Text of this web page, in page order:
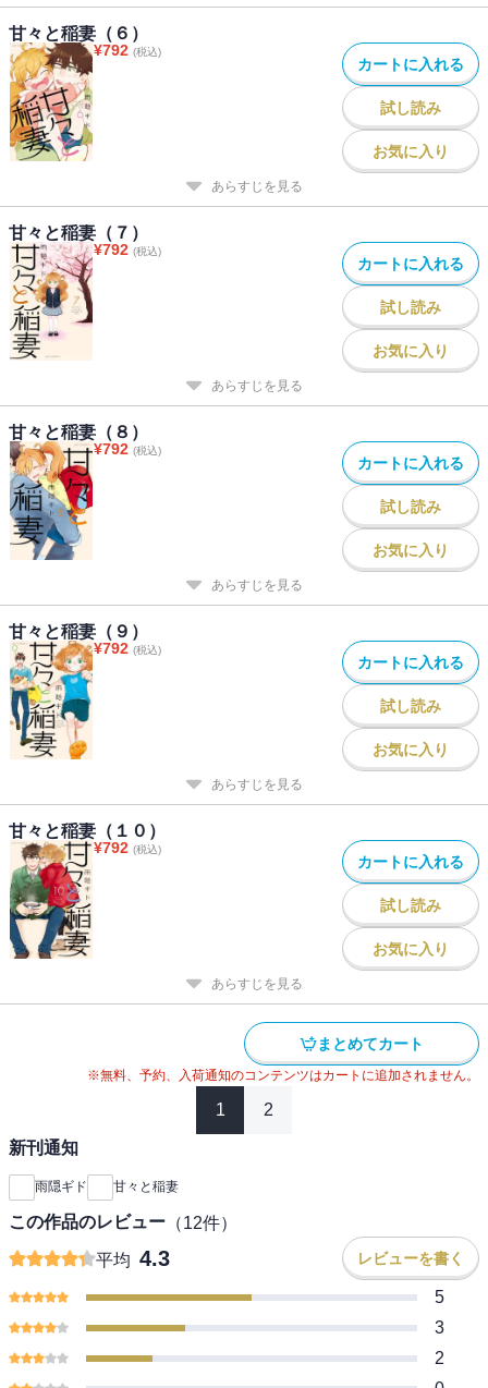
甘々と稲妻（６）
¥792 (税込)
カートに入れる
試し読み
お気に入り
あらすじを見る
甘々と稲妻（７）
¥792 (税込)
カートに入れる
試し読み
お気に入り
あらすじを見る
甘々と稲妻（８）
¥792 (税込)
カートに入れる
試し読み
お気に入り
あらすじを見る
甘々と稲妻（９）
¥792 (税込)
カートに入れる
試し読み
お気に入り
あらすじを見る
甘々と稲妻（１０）
¥792 (税込)
カートに入れる
試し読み
お気に入り
あらすじを見る
まとめてカート
※無料、予約、入荷通知のコンテンツはカートに追加されません。
1 2
新刊通知
雨隠ギド 甘々と稲妻
この作品のレビュー （12件）
平均 4.3 レビューを書く
5
3
2